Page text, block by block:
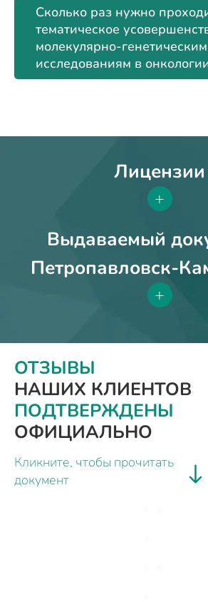
Сколько раз нужно
тематическое
молекулярно-генетическим
исследованиям в
Лицензии
+
Выдаваемый
Петропавловск-
+
ОТЗЫВЫ
НАШИХ КЛИЕНТОВ
ПОДТВЕРЖДЕНЫ
ОФИЦИАЛЬНО
Кликните, чтобы прочитать
документ